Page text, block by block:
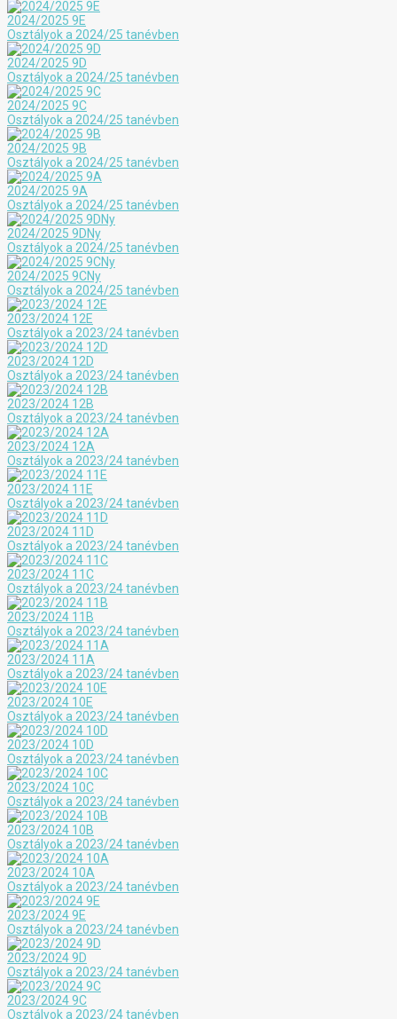
2024/2025 9E
Osztályok a 2024/25 tanévben
2024/2025 9D
Osztályok a 2024/25 tanévben
2024/2025 9C
Osztályok a 2024/25 tanévben
2024/2025 9B
Osztályok a 2024/25 tanévben
2024/2025 9A
Osztályok a 2024/25 tanévben
2024/2025 9DNy
Osztályok a 2024/25 tanévben
2024/2025 9CNy
Osztályok a 2024/25 tanévben
2023/2024 12E
Osztályok a 2023/24 tanévben
2023/2024 12D
Osztályok a 2023/24 tanévben
2023/2024 12B
Osztályok a 2023/24 tanévben
2023/2024 12A
Osztályok a 2023/24 tanévben
2023/2024 11E
Osztályok a 2023/24 tanévben
2023/2024 11D
Osztályok a 2023/24 tanévben
2023/2024 11C
Osztályok a 2023/24 tanévben
2023/2024 11B
Osztályok a 2023/24 tanévben
2023/2024 11A
Osztályok a 2023/24 tanévben
2023/2024 10E
Osztályok a 2023/24 tanévben
2023/2024 10D
Osztályok a 2023/24 tanévben
2023/2024 10C
Osztályok a 2023/24 tanévben
2023/2024 10B
Osztályok a 2023/24 tanévben
2023/2024 10A
Osztályok a 2023/24 tanévben
2023/2024 9E
Osztályok a 2023/24 tanévben
2023/2024 9D
Osztályok a 2023/24 tanévben
2023/2024 9C
Osztályok a 2023/24 tanévben